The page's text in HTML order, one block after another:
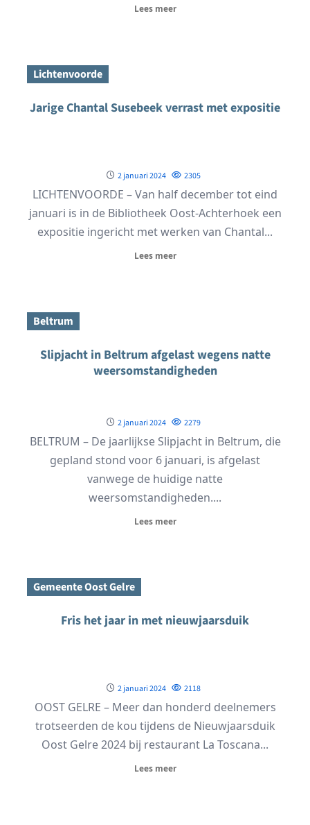
Lees meer
Lichtenvoorde
Jarige Chantal Susebeek verrast met expositie
2 januari 2024 2305
LICHTENVOORDE – Van half december tot eind
januari is in de Bibliotheek Oost-Achterhoek een
expositie ingericht met werken van Chantal...
Lees meer
Beltrum
Slipjacht in Beltrum afgelast wegens natte
weersomstandigheden
2 januari 2024 2279
BELTRUM – De jaarlijkse Slipjacht in Beltrum, die
gepland stond voor 6 januari, is afgelast
vanwege de huidige natte
weersomstandigheden....
Lees meer
Gemeente Oost Gelre
Fris het jaar in met nieuwjaarsduik
2 januari 2024 2118
OOST GELRE – Meer dan honderd deelnemers
trotseerden de kou tijdens de Nieuwjaarsduik
Oost Gelre 2024 bij restaurant La Toscana...
Lees meer